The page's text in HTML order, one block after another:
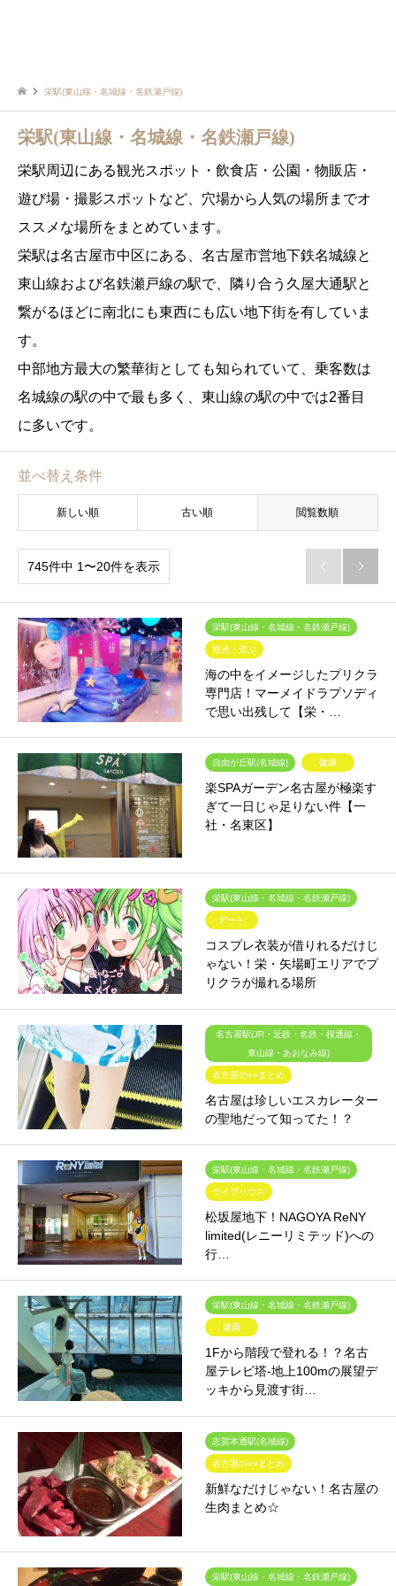
栄駅(東山線・名城線・名鉄瀬戸線)
栄駅(東山線・名城線・名鉄瀬戸線)
栄駅周辺にある観光スポット・飲食店・公園・物販店・
遊び場・撮影スポットなど、穴場から人気の場所までオ
ススメな場所をまとめています。
栄駅は名古屋市中区にある、名古屋市営地下鉄名城線と
東山線および名鉄瀬戸線の駅で、隣り合う久屋大通駅と
繋がるほどに南北にも東西にも広い地下街を有していま
す。
中部地方最大の繁華街としても知られていて、乗客数は
名城線の駅の中で最も多く、東山線の駅の中では2番目
に多いです。
並べ替え条件
新しい順 古い順 閲覧数順
745件中 1〜20件を表示  
栄駅(東山線・名城線・名鉄瀬戸線)
観光・遊ぶ
海の中をイメージしたプリクラ
専門店！マーメイドラプソディ
で思い出残して【栄・…
自由が丘駅(名城線) 健康
楽SPAガーデン名古屋が極楽す
ぎて一日じゃ足りない件【一
社・名東区】
栄駅(東山線・名城線・名鉄瀬戸線)
デート
コスプレ衣装が借りれるだけじ
ゃない！栄・矢場町エリアでプ
リクラが撮れる場所
名古屋駅(JR・近鉄・名鉄・桜通線・
東山線・あおなみ線)
名古屋の○○まとめ
名古屋は珍しいエスカレーター
の聖地だって知ってた！？
栄駅(東山線・名城線・名鉄瀬戸線)
ライブハウス
松坂屋地下！NAGOYA ReNY
limited(レニーリミテッド)への
行…
栄駅(東山線・名城線・名鉄瀬戸線)
健康
1Fから階段で登れる！？名古
屋テレビ塔-地上100mの展望デ
ッキから見渡す街…
志賀本通駅(名城線)
名古屋の○○まとめ
新鮮なだけじゃない！名古屋の
生肉まとめ☆
栄駅(東山線・名城線・名鉄瀬戸線)